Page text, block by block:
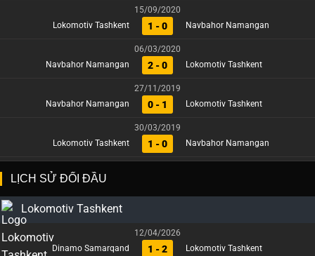
15/09/2020
Lokomotiv Tashkent
1 - 0 Navbahor Namangan
06/03/2020
Navbahor Namangan
2 - 0 Lokomotiv Tashkent
27/11/2019
Navbahor Namangan
0 - 1 Lokomotiv Tashkent
30/03/2019
Lokomotiv Tashkent
1 - 0 Navbahor Namangan
LỊCH SỬ ĐỐI ĐẦU
Lokomotiv Tashkent
12/04/2026
Dinamo Samarqand
1 - 2 Lokomotiv Tashkent